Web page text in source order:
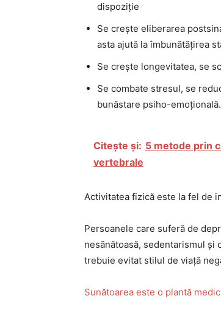
dispoziție
Se crește eliberarea
asta ajută la îmbunătățirea
Se crește longevitatea, se
Se combate stresul, se
bunăstare psiho-emoțională.
Citește și: 5 metode prin
vertebrale
Activitatea fizică este la fel de
Persoanele care suferă de
nesănătoasă, sedentarismul și
trebuie evitat stilul de viață
Sunătoarea este o plantă